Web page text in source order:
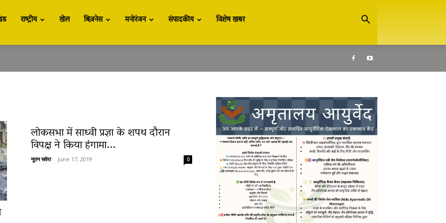
राष्ट्रीय खेल बिज़नेस मनोरंजन संपादकीय विशेष खबर
लोकसभा में साध्वी प्रज्ञा के शपथ दौरान
विपक्ष ने किया हंगामा...
नूतन सवेरा - June 17, 2019 0